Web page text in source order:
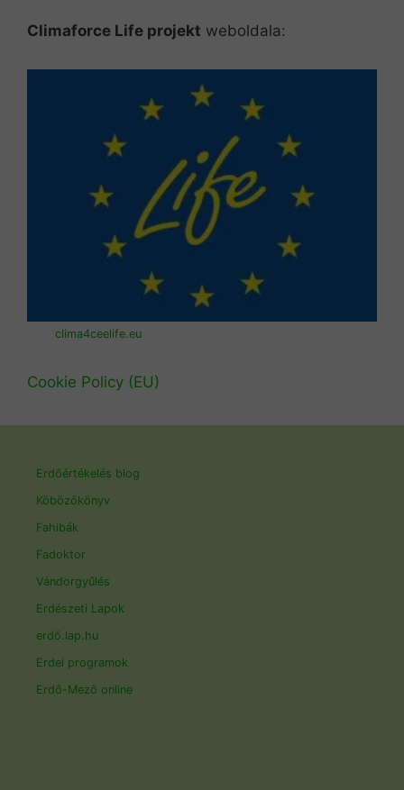
Climaforce Life projekt weboldala:
clima4ceelife.eu
Cookie Policy (EU)
Erdőértékelés blog
Köbözőkönyv
Fahibák
Fadoktor
Vándorgyűlés
Erdészeti Lapok
erdő.lap.hu
Erdei programok
Erdő-Mező online